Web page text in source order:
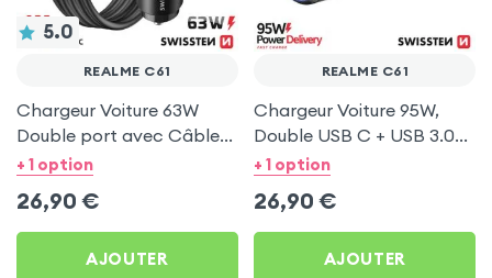
5.0
REALME C61
Chargeur Voiture 63W
Double port avec Câble
USB C 1m pour Realme
+ 1 option
26,90 €
AJOUTER
REALME C61
Chargeur Voiture 95W,
Double USB C + USB 3.0
pour Realme C61
+ 1 option
26,90 €
AJOUTER